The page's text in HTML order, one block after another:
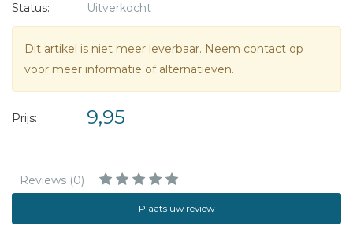
Status:
Uitverkocht
Dit artikel is niet meer leverbaar. Neem contact op
voor meer informatie of alternatieven.
Prijs: 9,95
Reviews (0)
Plaats uw review